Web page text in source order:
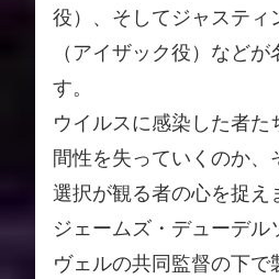
役）、そしてジャスティ
（アイザック役）などが
す。
ウイルスに感染した者た
間性を失っていくのか、
選択が観る者の心を捉え
ジェームズ・デューデル
ヴェルの共同監督の下で